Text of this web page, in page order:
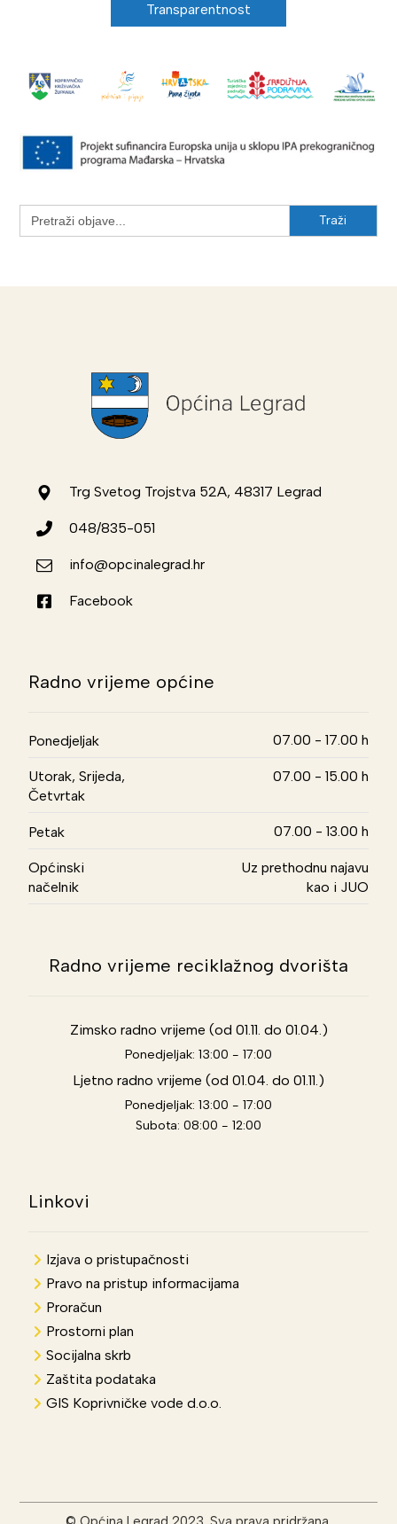
Transparentnost
Search
for:
Trg Svetog Trojstva 52A, 48317 Legrad
048/835-051
info@opcinalegrad.hr
Facebook
Radno vrijeme općine
Ponedjeljak 07.00 - 17.00 h
Utorak, Srijeda,
Četvrtak
07.00 - 15.00 h
Petak 07.00 - 13.00 h
Općinski
načelnik
Uz prethodnu najavu
kao i JUO
Radno vrijeme reciklažnog dvorišta
Zimsko radno vrijeme (od 01.11. do 01.04.)
Ponedjeljak: 13:00 - 17:00
Ljetno radno vrijeme (od 01.04. do 01.11.)
Ponedjeljak: 13:00 - 17:00
Subota: 08:00 - 12:00
Linkovi
Izjava o pristupačnosti
Pravo na pristup informacijama
Proračun
Prostorni plan
Socijalna skrb
Zaštita podataka
GIS Koprivničke vode d.o.o.